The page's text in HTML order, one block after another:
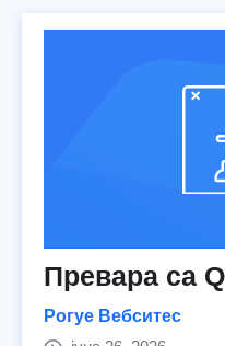
Превара са
Рогуе Вебситес